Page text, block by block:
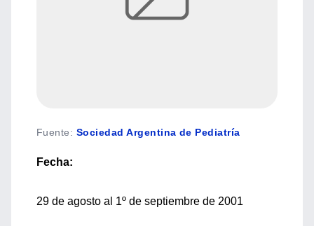
Fuente: Sociedad Argentina de Pediatría
Fecha:
29 de agosto al 1º de septiembre de 2001